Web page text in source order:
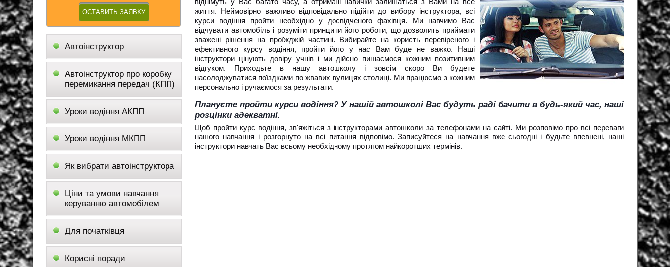
Автоінструктор
Автоінструктор про коробку
перемикання передач (КПП)
Уроки водіння АКПП
Уроки водіння МКПП
Як вибрати автоінструктора
Ціни та умови навчання
керуванню автомобілем
Для початківця
Корисні поради
віднімуть у Вас багато часу, а отримані навички залишаться з Вами на все
життя. Неймовірно важливо відповідально підійти до вибору інструктора, всі
курси водіння пройти необхідно у досвідченого фахівця. Ми навчимо Вас
відчувати автомобіль і розуміти принципи його роботи, що дозволить приймати
зважені рішення на проїжджій частині. Вибирайте на користь перевіреного і
ефективного курсу водіння, пройти його у нас Вам буде не важко. Наші
інструктори цінують довіру учнів і ми дійсно пишаємося кожним позитивним
відгуком. Приходьте в нашу автошколу і зовсім скоро Ви будете
насолоджуватися поїздками по жвавих вулицях столиці. Ми працюємо з кожним
персонально і ручаємося за результати.
Плануєте пройти курси водіння? У нашій автошколі Вас будуть раді бачити в будь-який час, наші
розцінки адекватні.
Щоб пройти курс водіння, зв'яжіться з інструкторами автошколи за телефонами на сайті. Ми розповімо про всі переваги
нашого навчання і розгорнуто на всі питання відповімо. Записуйтеся на навчання вже сьогодні і будьте впевнені, наші
інструктори навчать Вас всьому необхідному протягом найкоротших термінів.